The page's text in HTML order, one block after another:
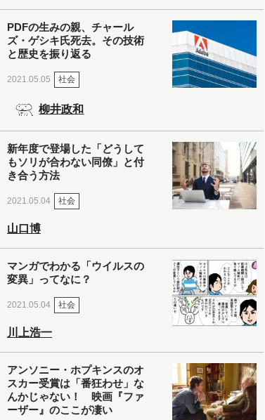
PDFの生みの親、チャール
ズ・ゲシキ氏死去。その技術
と歴史を振り返る
2021.05.05 社会
柳井政和
新年度で登場した「どうして
もソリが合わない同僚」と付
き合う方法
2021.05.04 社会
山口博
マンガでわかる「ウイルスの
変異」ってなに？
2021.05.04 社会
川上浩一
アンソニー・ホプキンスのオ
スカー受賞は「番狂わせ」な
んかじゃない！ 映画『ファ
ーザー』のここが凄い